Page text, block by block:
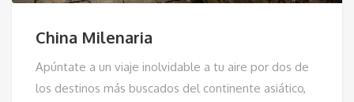
China Milenaria
Apúntate a un viaje inolvidable a tu aire por dos de
los destinos más buscados del continente asiático,